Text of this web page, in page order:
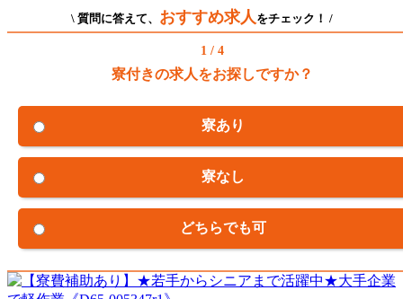
\ 質問に答えて、 おすすめ求人 をチェック！ /
1 / 4
寮付きの求人をお探しですか？
寮あり
寮なし
どちらでも可